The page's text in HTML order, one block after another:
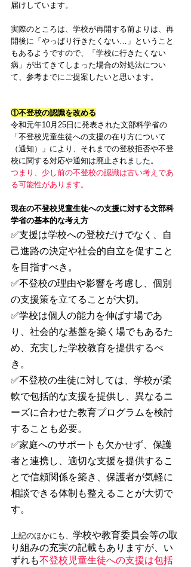
届けしています。
実際のところは、学校が再開する前よりは、再
開後に「やっぱり行きたくない…」ということ
もあるようですので、「学校に行きたくない
病」が出てきてしまった場合の対処法につい
て、参考までにご提案したいと思います。
①不登校の認識を改める
令和元年10月25日に発表された文部科学省の
「不登校児童生徒への支援の在り方について
（通知）」により、それまでの登校拒否や不登
校に関する対応や通知は廃止されました。
つまり、少し前の不登校の認識は古い考えであ
る可能性があります。
現在の不登校児童生徒への支援に対する文部科
学省の基本的な考え方
✅支援は学校への登校だけでなく、自
己進路の決定や社会的自立を促すこと
を目指すべき。
✅不登校の理由や影響を考慮し、個別
の支援策を立てることが大切。
✅学校は個人の能力を伸ばす場であ
り、社会的な基盤を築く場でもあるた
め、充実した学校教育を提供するべ
き。
✅不登校の生徒に対しては、学校が柔
軟で包括的な支援を提供し、異なるニ
ーズに合わせた教育プログラムを検討
することも必要。
✅家庭へのサポートも欠かせず、保護
者と連携し、適切な支援を提供するこ
とで信頼関係を築き、保護者が気軽に
相談できる体制も整えることが大切で
す。
上記のほかにも、 学校や教育委員会等の取
り組みの充実の記載もありますが、い
ずれも不登校児童生徒への支援は包括